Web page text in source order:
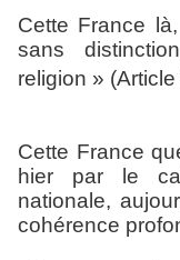
Cette France
sans
religion » (Article
Cette France
hier par le
nationale,
cohérence